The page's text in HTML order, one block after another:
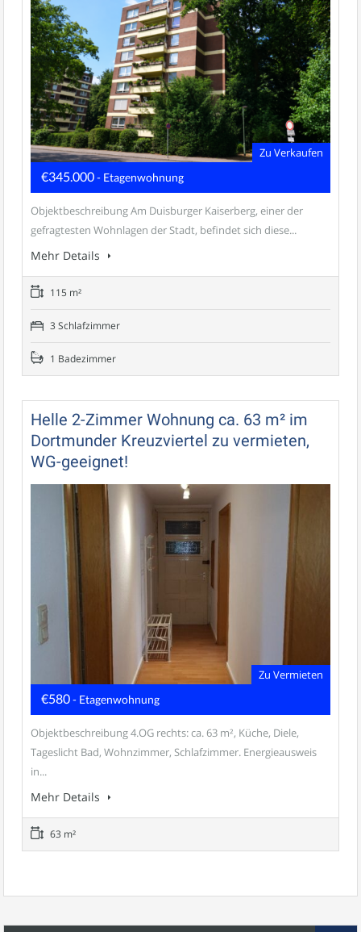
Zu Verkaufen
€345.000- Etagenwohnung
Objektbeschreibung Am Duisburger Kaiserberg, einer der
gefragtesten Wohnlagen der Stadt, befindet sich diese...
Mehr Details
115 m²
3 Schlafzimmer
1 Badezimmer
Helle 2-Zimmer Wohnung ca. 63 m² im
Dortmunder Kreuzviertel zu vermieten,
WG-geeignet!
Zu Vermieten
€580- Etagenwohnung
Objektbeschreibung 4.OG rechts: ca. 63 m², Küche, Diele,
Tageslicht Bad, Wohnzimmer, Schlafzimmer. Energieausweis
in...
Mehr Details
63 m²